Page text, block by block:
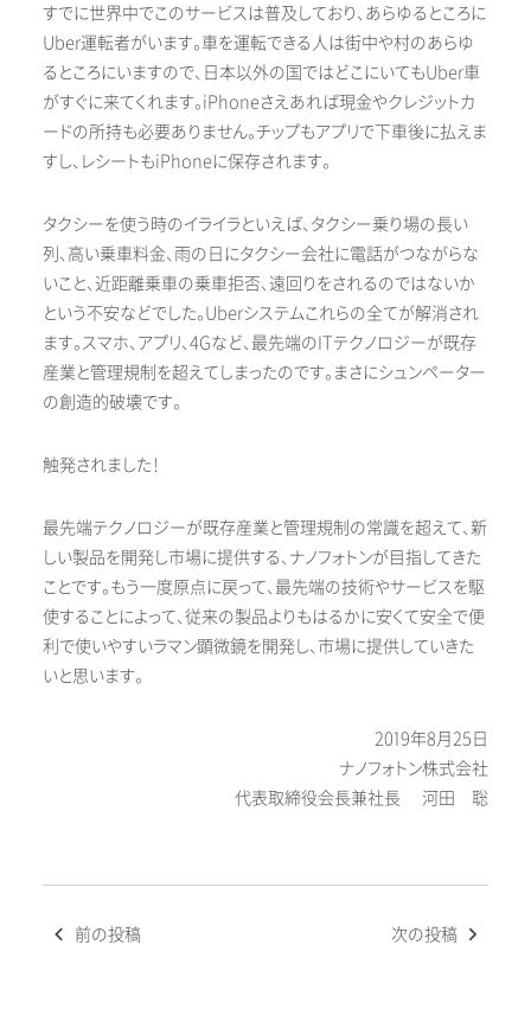
すでに世界中でこのサービスは普及しており、あらゆるところに
Uber運転者がいます。車を運転できる人は街中や村のあらゆ
るところにいますので、日本以外の国ではどこにいてもUber車
がすぐに来てくれます。iPhoneさえあれば現金やクレジットカ
ードの所持も必要ありません。チップもアプリで下車後に払えま
すし、レシートもiPhoneに保存されます。
タクシーを使う時のイライラといえば、タクシー乗り場の長い
列、高い乗車料金、雨の日にタクシー会社に電話がつながらな
いこと、近距離乗車の乗車拒否、遠回りをされるのではないか
という不安などでした。Uberシステムこれらの全てが解消され
ます。スマホ、アプリ、4Gなど、最先端のITテクノロジーが既存
産業と管理規制を超えてしまったのです。まさにシュンペーター
の創造的破壊です。
触発されました！
最先端テクノロジーが既存産業と管理規制の常識を超えて、新
しい製品を開発し市場に提供する、ナノフォトンが目指してきた
ことです。もう一度原点に戻って、最先端の技術やサービスを駆
使することによって、従来の製品よりもはるかに安くて安全で便
利で使いやすいラマン顕微鏡を開発し、市場に提供していきた
いと思います。
2019年8月25日
ナノフォトン株式会社
代表取締役会長兼社長 河田 聡
投 前の投稿 次の投稿